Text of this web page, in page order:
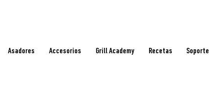
Asadores Accesorios Grill Academy Recetas Soporte